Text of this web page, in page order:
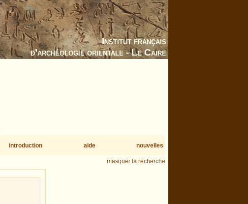
Institut français
d’archéologie orientale - Le Caire
introduction aide nouvelles
masquer la recherche